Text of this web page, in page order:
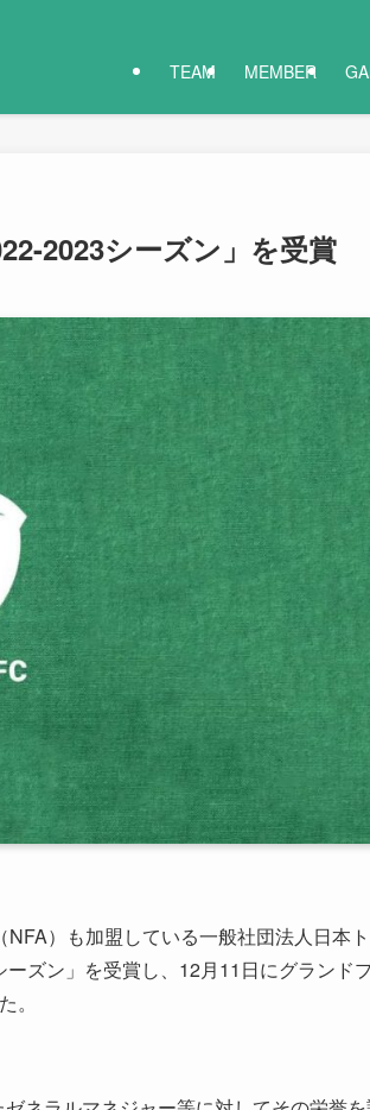
TEAM MEMBER
2023シーズン」を受賞
）も加盟している一般社団法人日本
ズン」を受賞し、12月11日にグランド
。